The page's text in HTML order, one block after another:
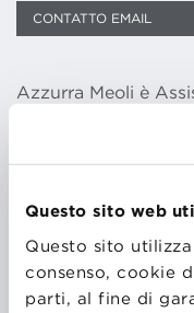
Questo sito web
Questo sito
consenso, cookie
parti, al fine di
CONTATTO EMAIL
Azzurra Meoli è
Dipartimento di
Bologna, dove ha
Management nel
Management, con
innovazione. In
concentrano sulla
decidono di